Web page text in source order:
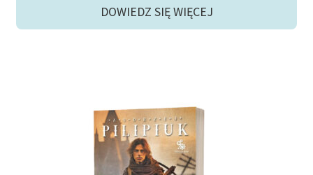
wynosiła:wynosi:
DOWIEDZ SIĘ WIĘCEJ